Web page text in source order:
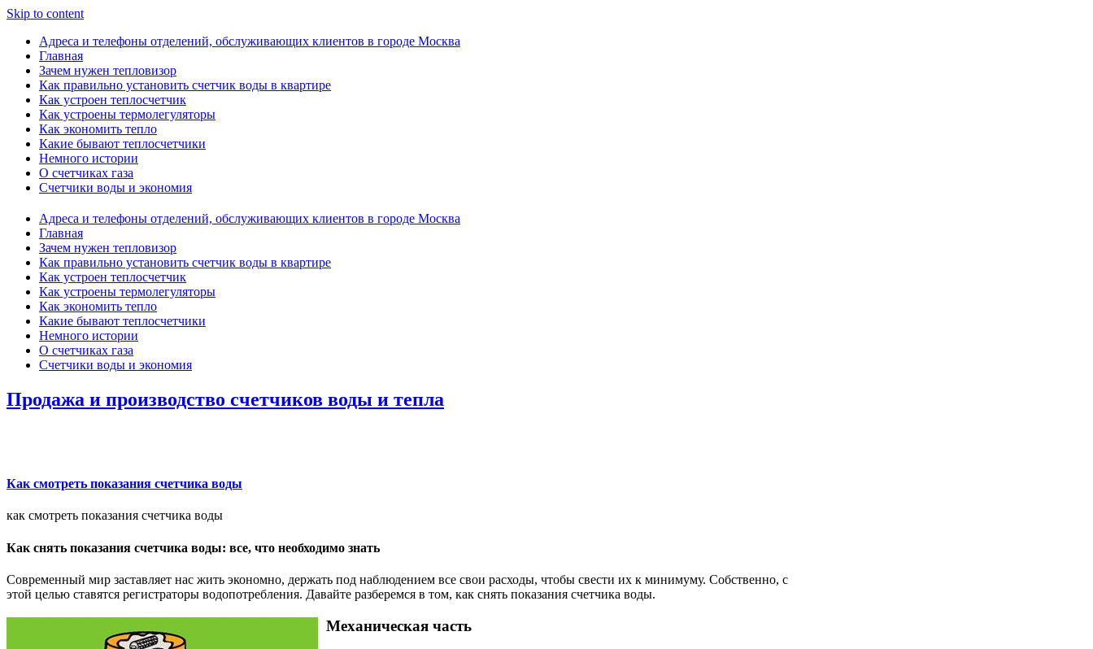
Skip to content
Адреса и телефоны отделений, обслуживающих клиентов в городе Москва
Главная
Зачем нужен тепловизор
Как правильно установить счетчик воды в квартире
Как устроен теплосчетчик
Как устроены термолегуляторы
Как экономить тепло
Какие бывают теплосчетчики
Немного истории
О счетчиках газа
Счетчики воды и экономия
Адреса и телефоны отделений, обслуживающих клиентов в городе Москва
Главная
Зачем нужен тепловизор
Как правильно установить счетчик воды в квартире
Как устроен теплосчетчик
Как устроены термолегуляторы
Как экономить тепло
Какие бывают теплосчетчики
Немного истории
О счетчиках газа
Счетчики воды и экономия
Продажа и производство счетчиков воды и тепла
Как смотреть показания счетчика воды
как смотреть показания счетчика воды
Как снять показания счетчика воды: все, что необходимо знать
Современный мир заставляет нас жить экономно, держать под наблюдением все свои расходы, чтобы свести их к минимуму. Собственно, с
этой целью ставятся регистраторы водопотребления. Давайте разберемся в том, как снять показания счетчика воды.
Механическая часть